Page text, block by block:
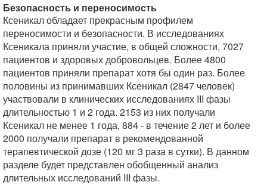
Безопасность и переносимость
Ксеникал обладает прекрасным профилем
переносимости и безопасности. В исследованиях
Ксеникала приняли участие, в общей сложности, 7027
пациентов и здоровых добровольцев. Более 4800
пациентов приняли препарат хотя бы один раз. Более
половины из принимавших Ксеникал (2847 человек)
участвовали в клинических исследованиях III фазы
длительностью 1 и 2 года. 2153 из них получали
Ксеникал не менее 1 года, 884 - в течение 2 лет и более
2000 получали препарат в рекомендованной
терапевтической дозе (120 мг 3 раза в сутки). В данном
разделе будет представлен обобщенный анализ
длительных исследований III фазы.